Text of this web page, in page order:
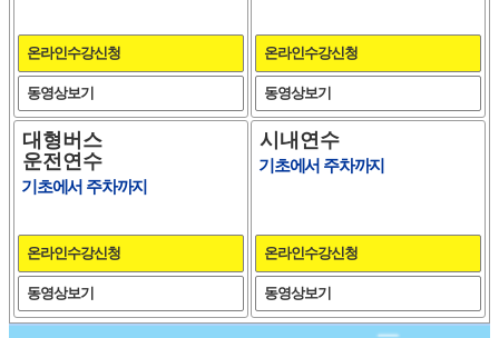
온라인수강신청
동영상보기
온라인수강신청
동영상보기
대형버스
운전연수
기초에서 주차까지
온라인수강신청
동영상보기
시내연수
기초에서 주차까지
온라인수강신청
동영상보기